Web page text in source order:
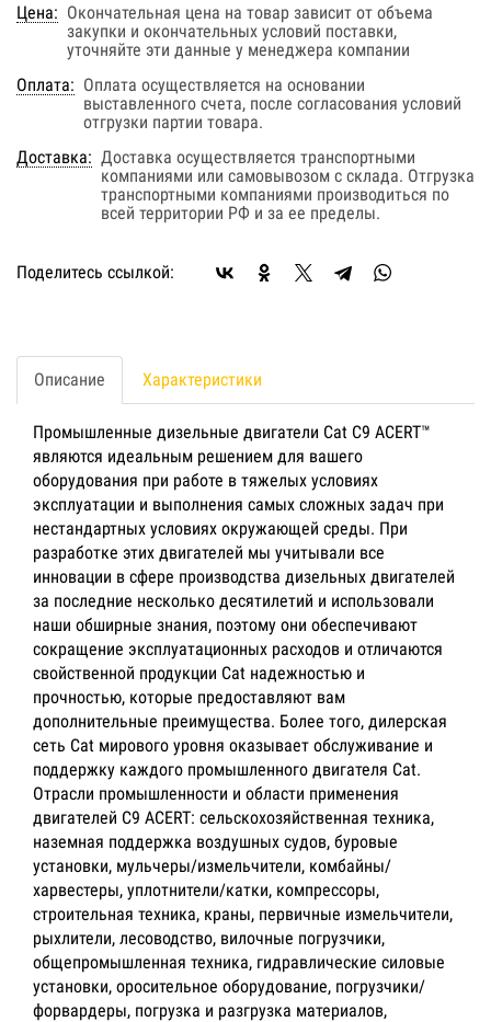
Цена: Окончательная цена на товар зависит от объема
закупки и окончательных условий поставки,
уточняйте эти данные у менеджера компании
Оплата: Оплата осуществляется на основании
выставленного счета, после согласования условий
отгрузки партии товара.
Доставка: Доставка осуществляется транспортными
компаниями или самовывозом с склада. Отгрузка
транспортными компаниями производиться по
всей территории РФ и за ее пределы.
Поделитесь ссылкой:
Описание Характеристики
Промышленные дизельные двигатели Cat C9 ACERT™
являются идеальным решением для вашего
оборудования при работе в тяжелых условиях
эксплуатации и выполнения самых сложных задач при
нестандартных условиях окружающей среды. При
разработке этих двигателей мы учитывали все
инновации в сфере производства дизельных двигателей
за последние несколько десятилетий и использовали
наши обширные знания, поэтому они обеспечивают
сокращение эксплуатационных расходов и отличаются
свойственной продукции Cat надежностью и
прочностью, которые предоставляют вам
дополнительные преимущества. Более того, дилерская
сеть Cat мирового уровня оказывает обслуживание и
поддержку каждого промышленного двигателя Cat.
Отрасли промышленности и области применения
двигателей C9 ACERT: сельскохозяйственная техника,
наземная поддержка воздушных судов, буровые
установки, мульчеры/измельчители, комбайны/
харвестеры, уплотнители/катки, компрессоры,
строительная техника, краны, первичные измельчители,
рыхлители, лесоводство, вилочные погрузчики,
общепромышленная техника, гидравлические силовые
установки, оросительное оборудование, погрузчики/
форвардеры, погрузка и разгрузка материалов,